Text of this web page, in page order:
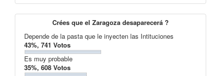
Crées que el Zaragoza desaparecerá ?
Depende de la pasta que le inyecten las Intituciones
43%, 741 Votos
Es muy probable
35%, 608 Votos